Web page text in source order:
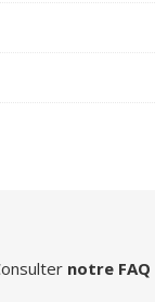
notre FAQ